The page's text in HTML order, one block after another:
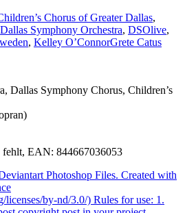
Chorus of Greater Dallas,
Dallas Symphony Orchestra, DSOlive,
, Kelley O’ConnorGrete Catus
Dallas Symphony Chorus, Children’s
EAN: 844667036053